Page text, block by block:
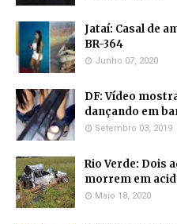
Jataí: Casal de
BR-364
Junho 07, 2020
DF: Vídeo
dançando em
Setembro 03, 2019
Rio Verde: Dois
morrem em
Maio 18, 2020